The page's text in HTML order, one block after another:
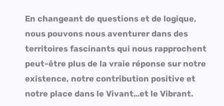
En changeant de questions et de logique,
nous pouvons nous aventurer dans des
territoires fascinants qui nous rapprochent
peut-être plus de la vraie réponse sur notre
existence, notre contribution positive et
notre place dans le Vivant…et le Vibrant.